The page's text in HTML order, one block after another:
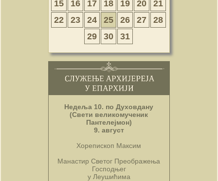
15
16 17 18 19 20
21
22
23 24 25 26 27
28
29
30 31
Недеља 10. по Духовдану
(Свети великомученик
Пантелејмон)
9. август
Хорепископ Максим
Манастир Светог Преображења
Господњег
у Леушићима